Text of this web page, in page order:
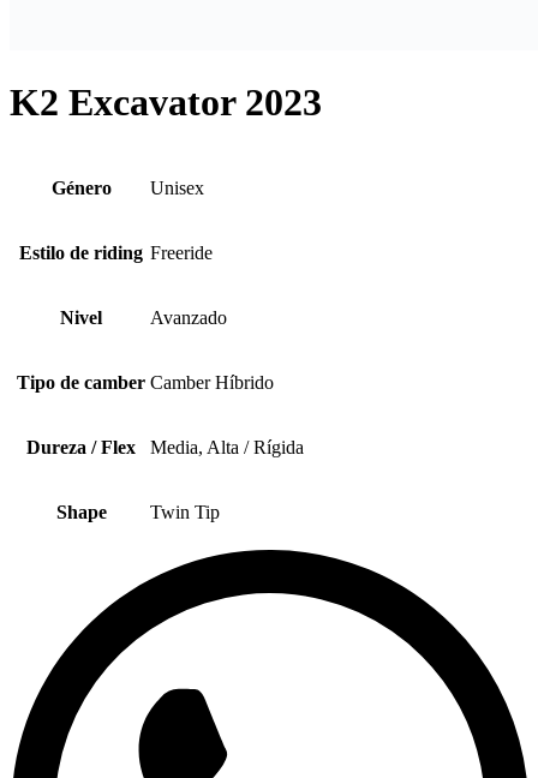
K2 Excavator 2023
Género Unisex
Estilo de riding Freeride
Nivel Avanzado
Tipo de camber Camber Híbrido
Dureza / Flex Media, Alta / Rígida
Shape Twin Tip